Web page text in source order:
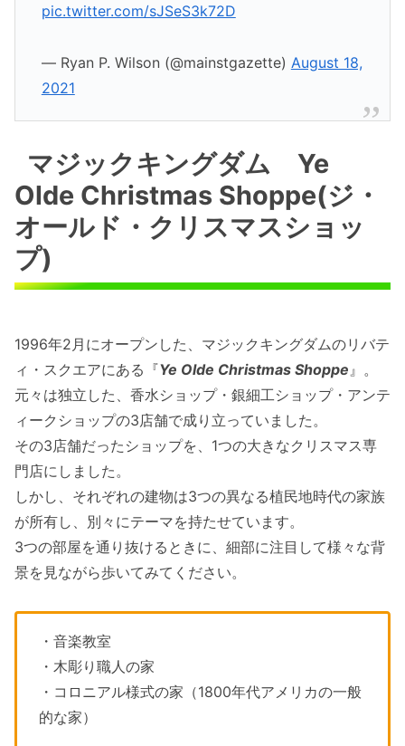
pic.twitter.com/sJSeS3k72D
— Ryan P. Wilson (@mainstgazette) August 18,
2021
マジックキングダム Ye
Olde Christmas Shoppe(ジ・
オールド・クリスマスショッ
プ)
1996年2月にオープンした、マジックキングダムのリバテ
ィ・スクエアにある『Ye Olde Christmas Shoppe』。
元々は独立した、香水ショップ・銀細工ショップ・アンテ
ィークショップの3店舗で成り立っていました。
その3店舗だったショップを、1つの大きなクリスマス専
門店にしました。
しかし、それぞれの建物は3つの異なる植民地時代の家族
が所有し、別々にテーマを持たせています。
3つの部屋を通り抜けるときに、細部に注目して様々な背
景を見ながら歩いてみてください。
・音楽教室
・木彫り職人の家
・コロニアル様式の家（1800年代アメリカの一般
的な家）